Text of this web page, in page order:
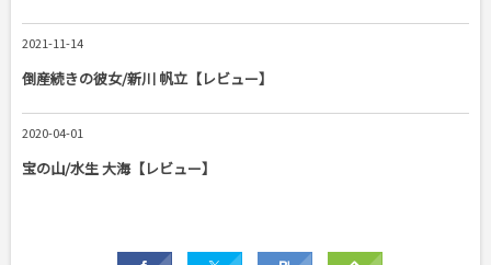
2021-11-14
倒産続きの彼女/新川 帆立【レビュー】
2020-04-01
宝の山/水生 大海【レビュー】